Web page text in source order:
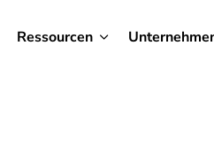
Ressourcen